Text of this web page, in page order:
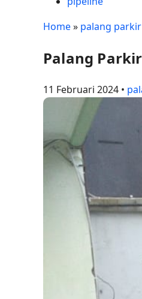
Home» palang parkir
Palang
11 Februari 2024 •